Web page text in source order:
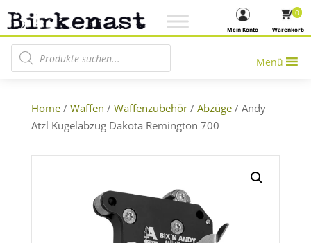
Warenkorb
0
Mein Konto
Products search
Menü
Home/ Waffen / Waffenzubehör/ Abzüge/ Andy
Atzl Kugelabzug Dakota Remington 700